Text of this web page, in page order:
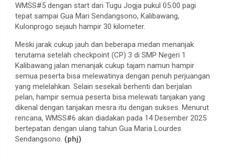
WMSS#5 dengan start dari Tugu Jogja pukul 05.00 pagi
tepat sampai Gua Mari Sendangsono, Kalibawang,
Kulonprogo sejauh hampir 30 kilometer.
Meski jarak cukup jauh dan beberapa medan menanjak
terutama setelah checkpoint (CP) 3 di SMP Negeri 1
Kalibawang jalan menanjak cukup tajam namun hampir
semua peserta bisa melewatinya dengan penuh perjuangan
yang melelahkan. Selain sesekali berhenti dan berjalan
pelan, hampir semua peserta bisa melewati tanjakan yang
dikenal dengan tanjakan mesra itu dengan sukses. Menurut
rencana, WMSS#6 akan diadakan pada 14 Desember 2025
bertepatan dengan ulang tahun Gua Maria Lourdes
Sendangsono. (phj)